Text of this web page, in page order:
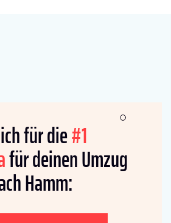
für die#1
für deinen Umzug
Hamm: